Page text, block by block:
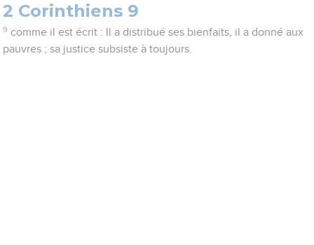
2 Corinthiens 9
9 comme il est écrit : Il a distribué ses bienfaits, il a donné aux
pauvres ; sa justice subsiste à toujours.